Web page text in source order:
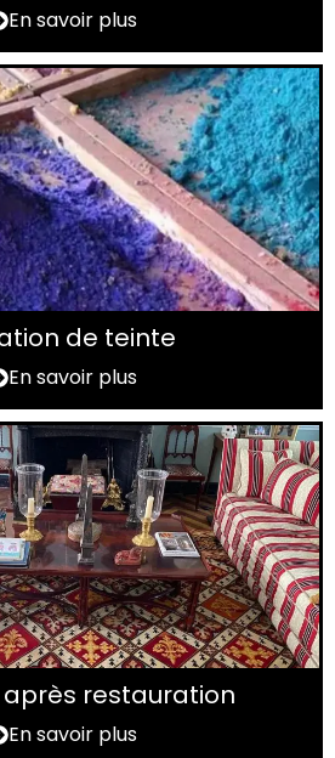
En savoir plus
de teinte
En savoir plus
après restauration
En savoir plus